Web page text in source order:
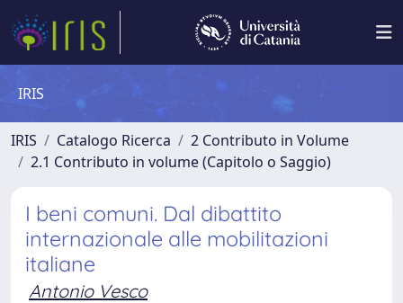
IRIS
IRIS Catalogo Ricerca
2 Contributo in Volume
2.1 Contributo in volume (Capitolo o Saggio)
I beni comuni. Dal dibattito
internazionale alle mobilitazioni
italiane
Antonio Vesco